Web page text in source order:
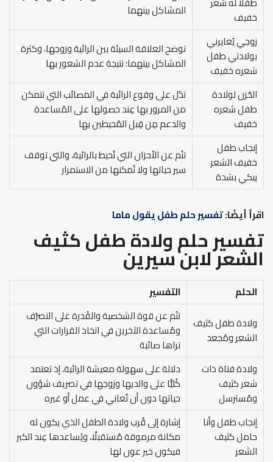
خفيف
المشاكل بينهما
زوجي يُعايرني
بولادتي طفل
شعره خفيف
توضح العلاقة السيئة بين الرائية وزوجها، وكثرة
المشاكل بينهما؛ نتيجة عدم الشعور بها
الحُزن لولادة
طفل شعره
خفيف
تدُل على وقوع الرائية في المصائب التي تتمكن
من المرور بها عِند حصولها على المُساعدة
والدعم مِن قِبل المُحيطين بها
إنجاب طفل
خفيف الشعر
يبكي بشدة
تنُم عن الأحزان التي تُحيط بالرائية، والتي توقف
سير حياتها ولا تُمكنها من الاستمرار
اقرأ أيضًا:تفسير حلم طفل يقول ماما
تفسير حلم ولادة طفل كثيف
الشعر لابن سيرين
الحلم
التفسير
ولادة طفل كثيف
الشعر ومُجعد
تنُم عن قوة الشخصية والقُدرة على التصرُف
ومُساعدة الآخرين في اتخاذ القرارات التي
تراها صائبة
ولادة فتاة ذات
شعر كثيف
ومُسترسل
دلالة على سهولة معيشة الرائية، إذ تعتمد
كُليًّا على والديها وزوجها في تصريف شؤون
حياتها دون أن تُعاني في عمل أو غيره
إنجاب طفل وأنا
حامل كثيف
الشعر
إشارة إلى قُرب ولادة الطفل الذي يكون له
مكانة مرموقة مُستقبلًا، ويُساعدها عِند الكبر
فيكون خير عون لها